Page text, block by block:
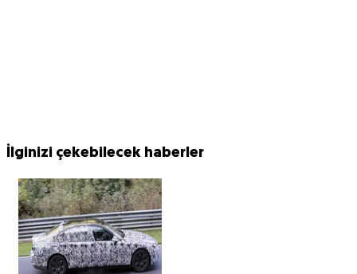
İlginizi çekebilecek haberler